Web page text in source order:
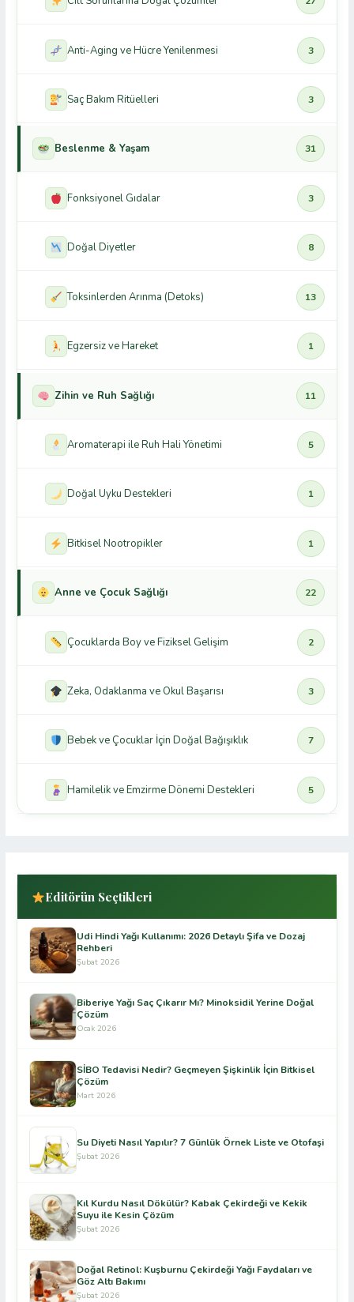
Anti-Aging ve Hücre Yenilenmesi 3
Saç Bakım Ritüelleri 3
Beslenme & Yaşam 31
Fonksiyonel Gıdalar 3
Doğal Diyetler 8
Toksinlerden Arınma (Detoks) 13
Egzersiz ve Hareket 1
Zihin ve Ruh Sağlığı 11
Aromaterapi ile Ruh Hali Yönetimi 5
Doğal Uyku Destekleri 1
Bitkisel Nootropikler 1
Anne ve Çocuk Sağlığı 22
Çocuklarda Boy ve Fiziksel Gelişim 2
Zeka, Odaklanma ve Okul Başarısı 3
Bebek ve Çocuklar İçin Doğal Bağışıklık 7
Hamilelik ve Emzirme Dönemi Destekleri 5
Editörün Seçtikleri
Udi Hindi Yağı Kullanımı: 2026 Detaylı Şifa ve Dozaj
Rehberi
Şubat 2026
Biberiye Yağı Saç Çıkarır Mı? Minoksidil Yerine Doğal
Çözüm
Ocak 2026
SİBO Tedavisi Nedir? Geçmeyen Şişkinlik İçin Bitkisel
Çözüm
Mart 2026
Su Diyeti Nasıl Yapılır? 7 Günlük Örnek Liste ve Otofaşi
Şubat 2026
Kıl Kurdu Nasıl Dökülür? Kabak Çekirdeği ve Kekik
Suyu ile Kesin Çözüm
Şubat 2026
Doğal Retinol: Kuşburnu Çekirdeği Yağı Faydaları ve
Göz Altı Bakımı
Şubat 2026